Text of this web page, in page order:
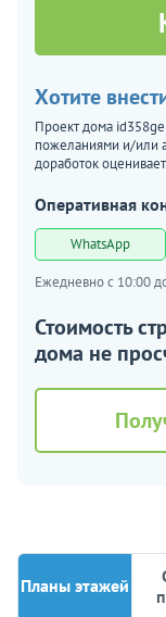
Хотите
Проект дома
пожеланиями и/или
доработок
Оперативная
WhatsApp
Ежедневно с 10:00
Стоимость
дома не
Планы этажей